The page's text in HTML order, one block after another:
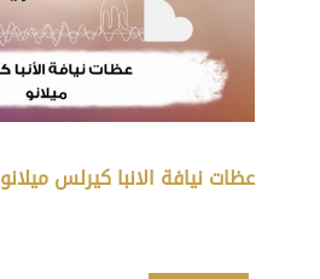
عظات نيافة الانبا كيرلس ميلانو